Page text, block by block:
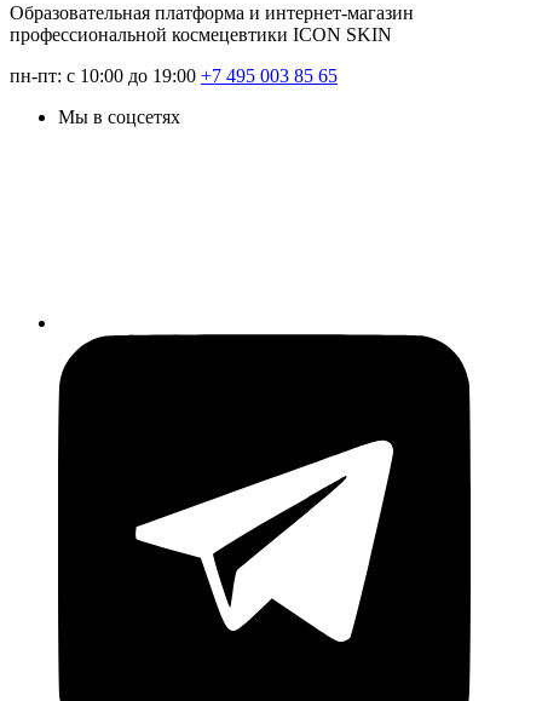
Образовательная платформа и интернет-магазин
профессиональной космецевтики ICON SKIN
пн-пт: с 10:00 до 19:00 +7 495 003 85 65
Мы в соцсетях